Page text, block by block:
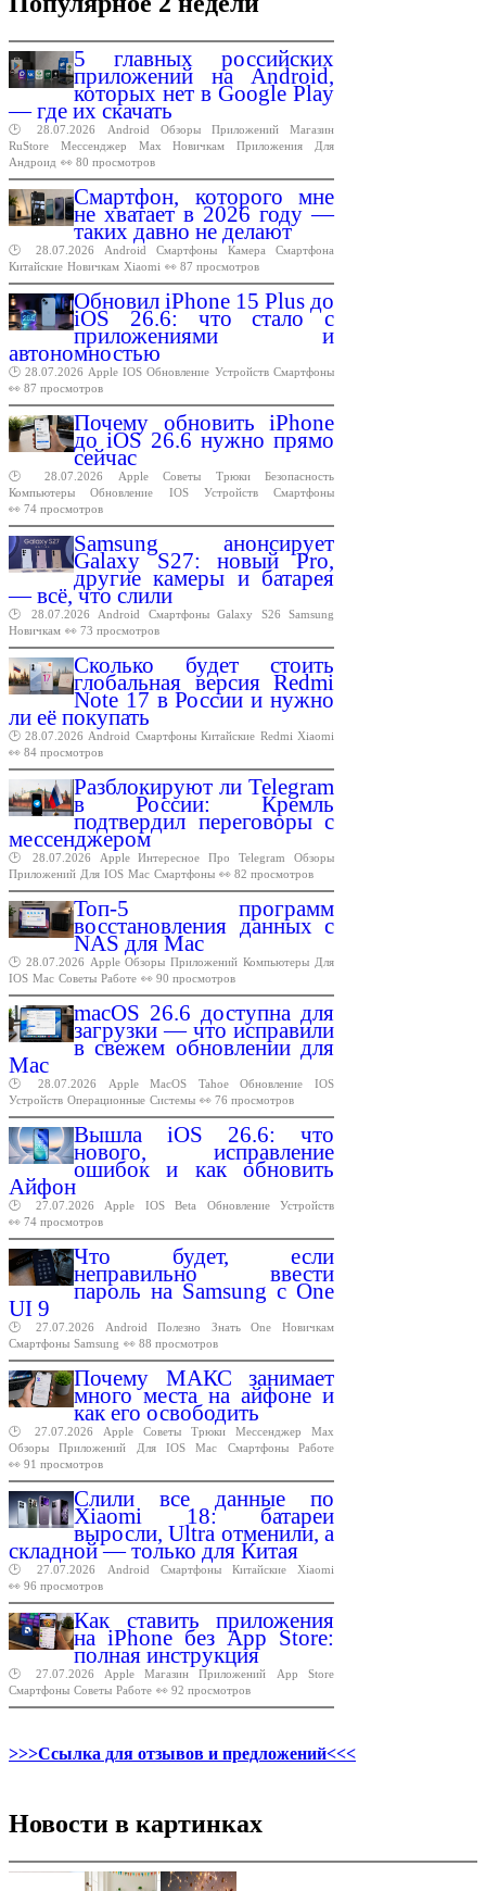
5 главных российских
приложений на Android,
которых нет в Google Play
— где их скачать
🕑 28.07.2026 Android Обзоры Приложений
Магазин
RuStore
Мессенджер Max Новичкам Приложения
Для
Андроид 👀 80 просмотров
Смартфон, которого мне
не хватает в 2026 году —
таких давно не делают
🕑 28.07.2026 Android Смартфоны Камера
Смартфона
Китайские Новичкам Xiaomi 👀 87 просмотров
Обновил iPhone 15 Plus до
iOS 26.6: что стало с
приложениями и
автономностью
🕑 28.07.2026 Apple IOS Обновление Устройств Смартфоны
👀 87 просмотров
Почему обновить iPhone
до iOS 26.6 нужно прямо
сейчас
🕑 28.07.2026 Apple Советы Трюки
Безопасность
Компьютеры
Обновление IOS Устройств
Смартфоны
👀 74 просмотров
Samsung анонсирует
Galaxy S27: новый Pro,
другие камеры и батарея
— всё, что слили
🕑 28.07.2026 Android Смартфоны Galaxy S26
Samsung
Новичкам 👀 73 просмотров
Сколько будет стоить
глобальная версия Redmi
Note 17 в России и нужно
ли её покупать
🕑 28.07.2026 Android Смартфоны Китайские Redmi Xiaomi
👀 84 просмотров
Разблокируют ли Telegram
в России: Кремль
подтвердил переговоры с
мессенджером
🕑 28.07.2026 Apple Интересное Про Telegram
Обзоры
Приложений Для IOS Mac Смартфоны 👀 82 просмотров
Топ-5 программ
восстановления данных с
NAS для Mac
🕑 28.07.2026 Apple Обзоры Приложений Компьютеры Для
IOS Mac Советы Работе 👀 90 просмотров
macOS 26.6 доступна для
загрузки — что исправили
в свежем обновлении для
Mac
🕑 28.07.2026 Apple MacOS Tahoe Обновление
IOS
Устройств Операционные Системы 👀 76 просмотров
Вышла iOS 26.6: что
нового, исправление
ошибок и как обновить
Айфон
🕑 27.07.2026 Apple IOS Beta Обновление
Устройств
👀 74 просмотров
Что будет, если
неправильно ввести
пароль на Samsung с One
UI 9
🕑 27.07.2026 Android Полезно Знать One
Новичкам
Смартфоны Samsung 👀 88 просмотров
Почему МАКС занимает
много места на айфоне и
как его освободить
🕑 27.07.2026 Apple Советы Трюки Мессенджер
Max
Обзоры
Приложений Для IOS Mac Смартфоны
Работе
👀 91 просмотров
Слили все данные по
Xiaomi 18: батареи
выросли, Ultra отменили, а
складной — только для Китая
🕑 27.07.2026 Android Смартфоны Китайские
Xiaomi
👀 96 просмотров
Как ставить приложения
на iPhone без App Store:
полная инструкция
🕑 27.07.2026 Apple Магазин Приложений App
Store
Смартфоны Советы Работе 👀 92 просмотров
>>>Ссылка для отзывов и предложений<<<
Новости в картинках